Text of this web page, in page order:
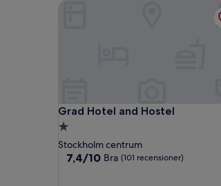
Grad Hotel and Hostel
Grad Hotel and Hostel
1.0-
stjärnigt
boende
Stockholm centrum
7.4
7,4/10 Bra (101 recensioner)